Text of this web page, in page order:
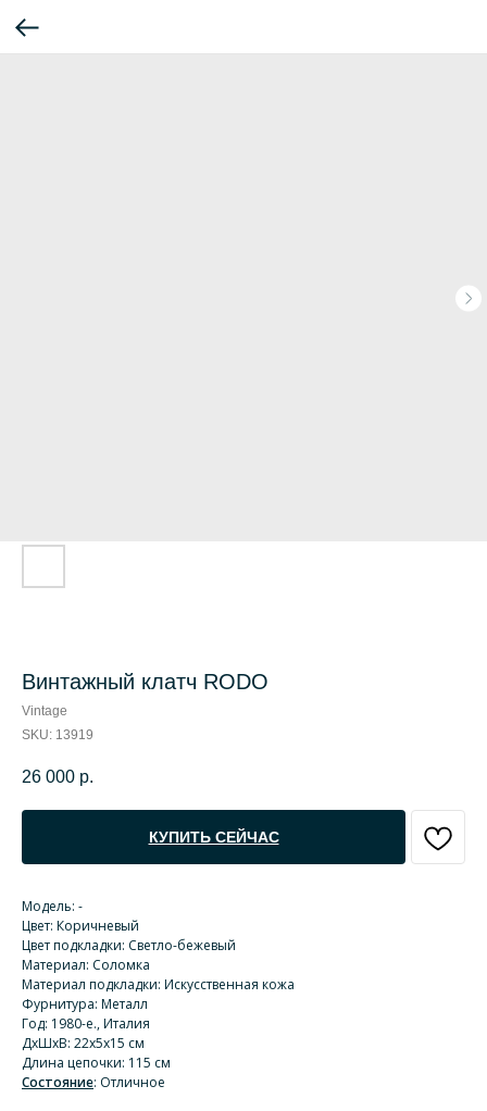
Винтажный клатч RODO
Vintage
SKU: 13919
26 000 р.
КУПИТЬ СЕЙЧАС
Модель: -
Цвет: Коричневый
Цвет подкладки: Светло-бежевый
Материал: Соломка
Материал подкладки: Искусственная кожа
Фурнитура: Металл
Год: 1980-е., Италия
ДхШхВ: 22х5х15 см
Длина цепочки: 115 см
Состояние: Отличное